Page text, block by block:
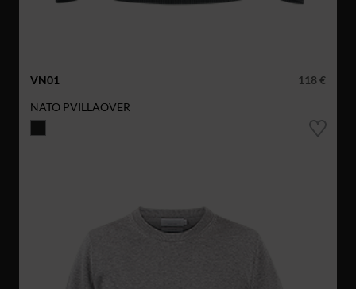
VN01
118 €
NATO PVILLAOVER